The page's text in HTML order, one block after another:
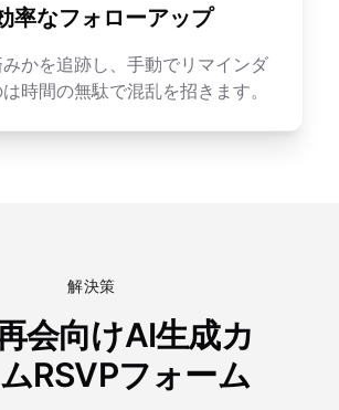
率なフォローアップ
かを追跡し、手動でリマインダ
時間の無駄で混乱を招きます。
解決策
会向けAI生成カ
RSVPフォーム